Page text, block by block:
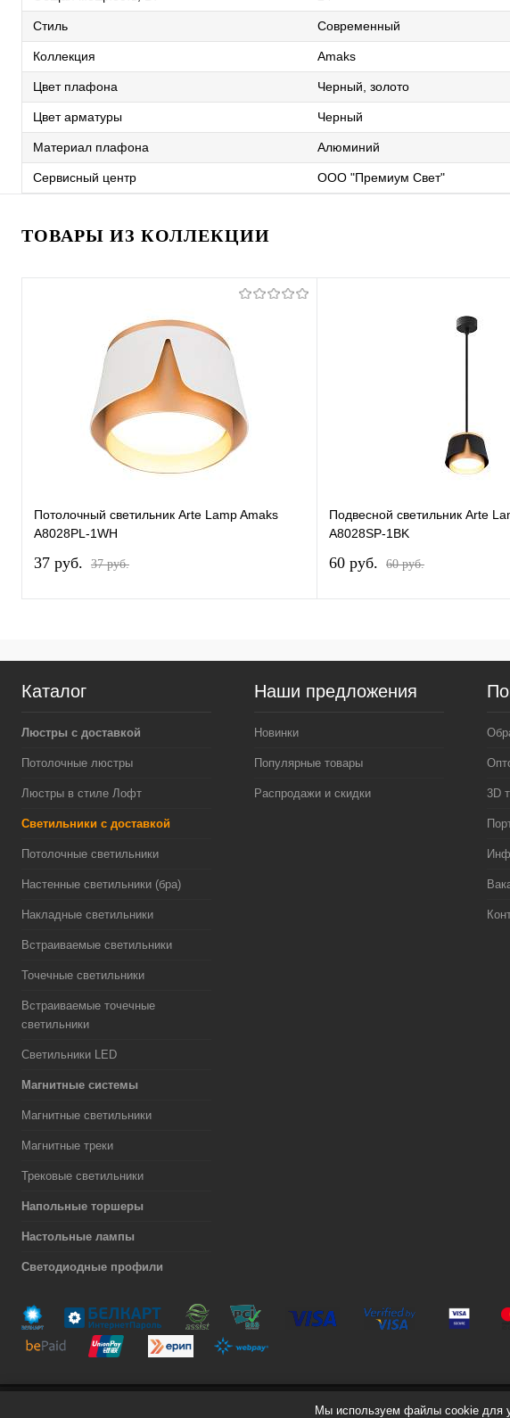
Стиль Современный
Коллекция Amaks
Цвет плафона Черный, золото
Цвет арматуры Черный
Материал плафона Алюминий
Сервисный центр ООО "Премиум Свет"
ТОВАРЫ ИЗ КОЛЛЕКЦИИ
Потолочный светильник Arte Lamp Amaks
A8028PL-1WH
37 pуб. 37 pуб.
Подвесной светильник Arte
A8028SP-1BK
60 pуб. 60 pуб.
Каталог
Люстры с доставкой
Потолочные люстры
Люстры в стиле Лофт
Светильники с доставкой
Потолочные светильники
Настенные светильники (бра)
Накладные светильники
Встраиваемые светильники
Точечные светильники
Встраиваемые точечные
светильники
Светильники LED
Магнитные системы
Магнитные светильники
Магнитные треки
Трековые светильники
Напольные торшеры
Настольные лампы
Светодиодные профили
Наши предложения
Новинки
Популярные товары
Распродажи и скидки 3D
Мы используем файлы cookie для